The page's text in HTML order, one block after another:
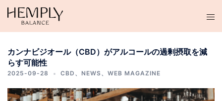
テ
カンナビジオール（CBD）がアルコールの過剰摂取を減
らす可能性
2025-09-28 CBD 、 NEWS、 WEB MAGAZINE